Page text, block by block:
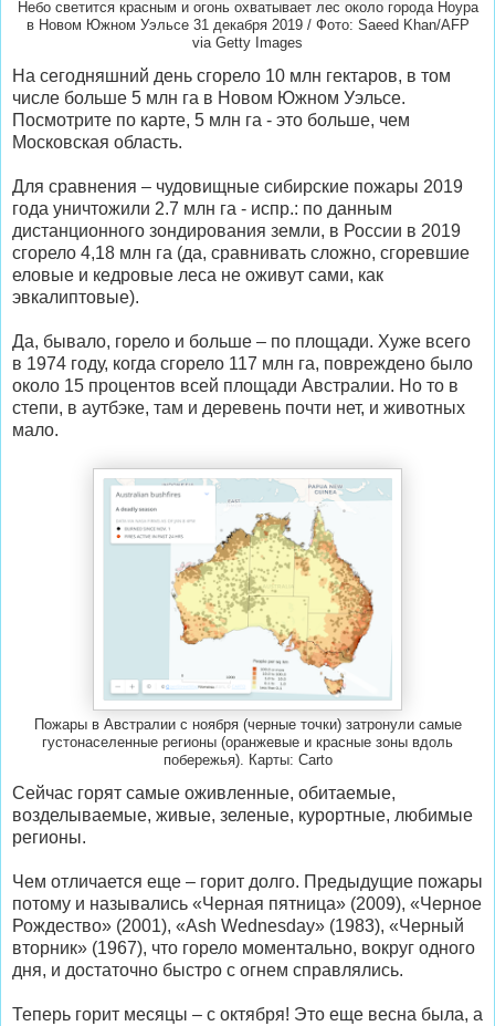
Небо светится красным и огонь охватывает лес около города Ноура
в Новом Южном Уэльсе 31 декабря 2019 / Фото: Saeed Khan/AFP
via Getty Images
На сегодняшний день сгорело 10 млн гектаров, в том
числе больше 5 млн га в Новом Южном Уэльсе.
Посмотрите по карте, 5 млн га - это больше, чем
Московская область.
Для сравнения – чудовищные сибирские пожары 2019
года уничтожили 2.7 млн га - испр.: по данным
дистанционного зондирования земли, в России в 2019
сгорело 4,18 млн га (да, сравнивать сложно, сгоревшие
еловые и кедровые леса не оживут сами, как
эвкалиптовые).
Да, бывало, горело и больше – по площади. Хуже всего
в 1974 году, когда сгорело 117 млн га, повреждено было
около 15 процентов всей площади Австралии. Но то в
степи, в аутбэке, там и деревень почти нет, и животных
мало.
Пожары в Австралии с ноября (черные точки) затронули самые
густонаселенные регионы (оранжевые и красные зоны вдоль
побережья). Карты: Carto
Сейчас горят самые оживленные, обитаемые,
возделываемые, живые, зеленые, курортные, любимые
регионы.
Чем отличается еще – горит долго. Предыдущие пожары
потому и назывались «Черная пятница» (2009), «Черное
Рождество» (2001), «Ash Wednesday» (1983), «Черный
вторник» (1967), что горело моментально, вокруг одного
дня, и достаточно быстро с огнем справлялись.
Теперь горит месяцы – с октября! Это еще весна была, а